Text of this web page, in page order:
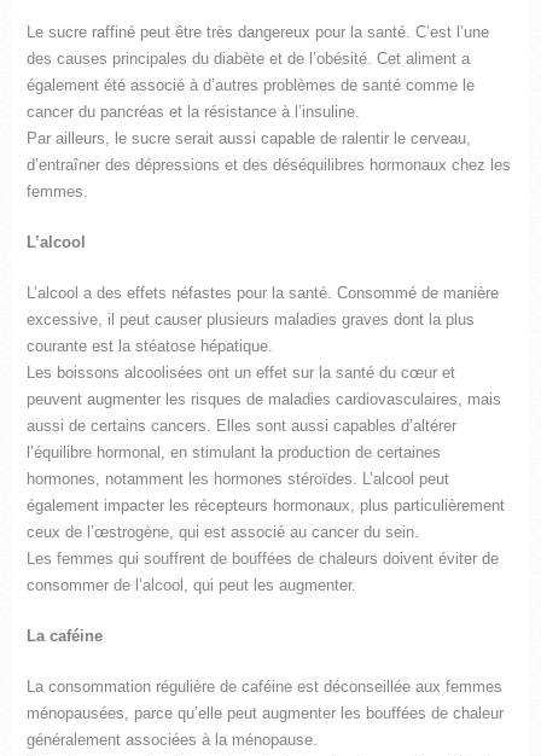
Le sucre raffiné peut être très dangereux pour la santé. C’est l’une
des causes principales du diabète et de l’obésité. Cet aliment a
également été associé à d’autres problèmes de santé comme le
cancer du pancréas et la résistance à l’insuline.
Par ailleurs, le sucre serait aussi capable de ralentir le cerveau,
d’entraîner des dépressions et des déséquilibres hormonaux chez les
femmes.
L’alcool
L’alcool a des effets néfastes pour la santé. Consommé de manière
excessive, il peut causer plusieurs maladies graves dont la plus
courante est la stéatose hépatique.
Les boissons alcoolisées ont un effet sur la santé du cœur et
peuvent augmenter les risques de maladies cardiovasculaires, mais
aussi de certains cancers. Elles sont aussi capables d’altérer
l’équilibre hormonal, en stimulant la production de certaines
hormones, notamment les hormones stéroïdes. L’alcool peut
également impacter les récepteurs hormonaux, plus particulièrement
ceux de l’œstrogène, qui est associé au cancer du sein.
Les femmes qui souffrent de bouffées de chaleurs doivent éviter de
consommer de l’alcool, qui peut les augmenter.
La caféine
La consommation régulière de caféine est déconseillée aux femmes
ménopausées, parce qu’elle peut augmenter les bouffées de chaleur
généralement associées à la ménopause.